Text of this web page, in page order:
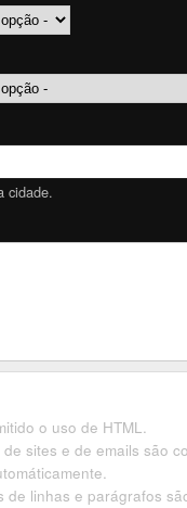
cidade.
o uso de HTML.
sites e de emails são
de linhas e parágrafos